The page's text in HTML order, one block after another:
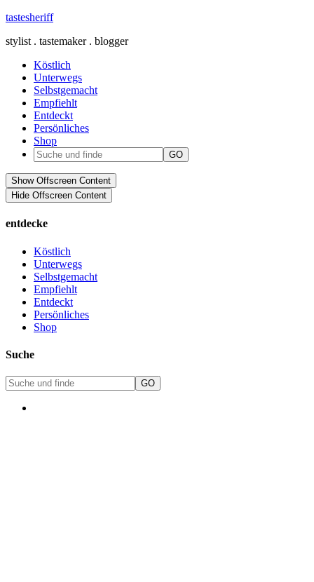
tastesheriff
stylist . tastemaker . blogger
Köstlich
Unterwegs
Selbstgemacht
Empfiehlt
Entdeckt
Persönliches
Shop
Show Offscreen Content
Hide Offscreen Content
entdecke
Köstlich
Unterwegs
Selbstgemacht
Empfiehlt
Entdeckt
Persönliches
Shop
Suche